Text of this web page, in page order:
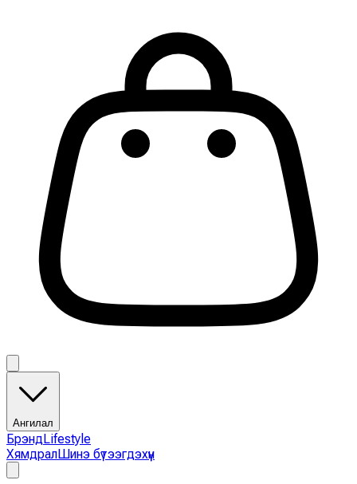
Ангилал
БрэндLifestyle
ХямдралШинэ бүтээгдэхүүн